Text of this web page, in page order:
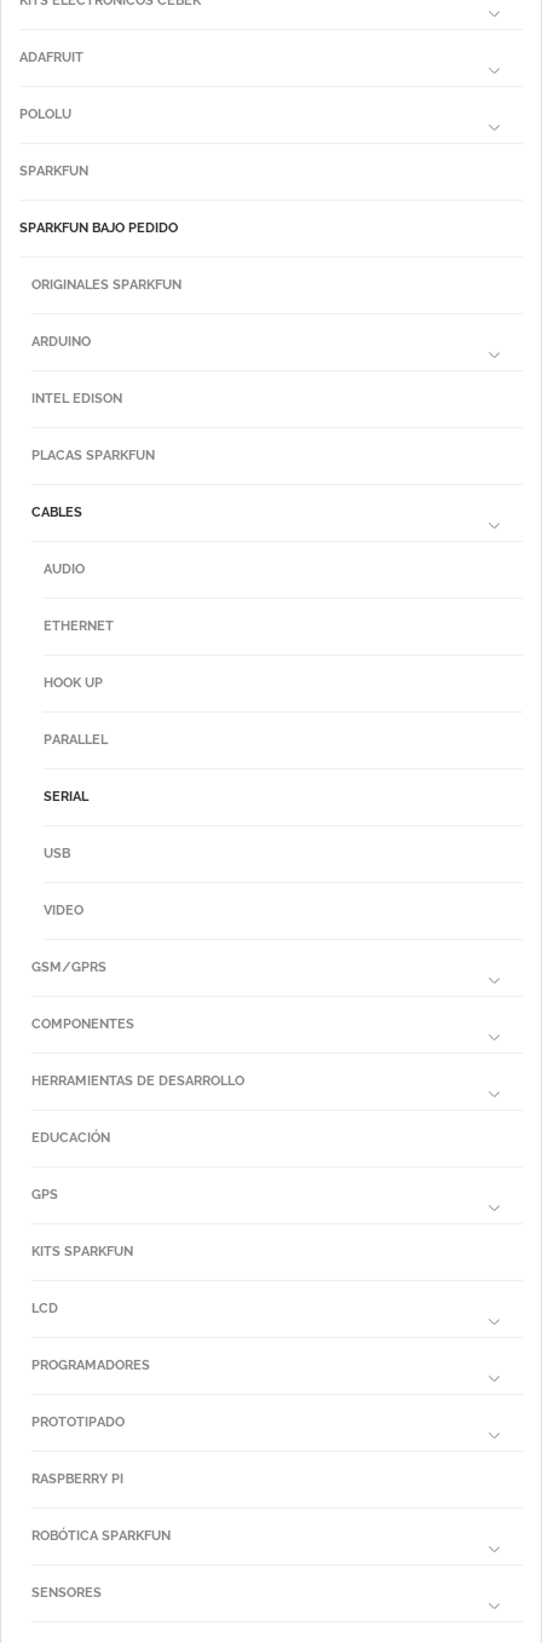
ADAFRUIT
POLOLU
SPARKFUN
SPARKFUN BAJO PEDIDO
ORIGINALES SPARKFUN
ARDUINO
INTEL EDISON
PLACAS SPARKFUN
CABLES
AUDIO
ETHERNET
HOOK UP
PARALLEL
SERIAL
USB
VIDEO
GSM/GPRS
COMPONENTES
HERRAMIENTAS DE DESARROLLO
EDUCACIÓN
GPS
KITS SPARKFUN
LCD
PROGRAMADORES
PROTOTIPADO
RASPBERRY PI
ROBÓTICA SPARKFUN
SENSORES